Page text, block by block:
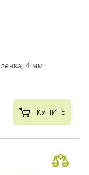
4 мм
КУПИТЬ